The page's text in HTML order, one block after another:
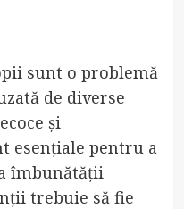
sunt o problemă
de diverse
și
esențiale pentru a
îmbunătății
trebuie să fie